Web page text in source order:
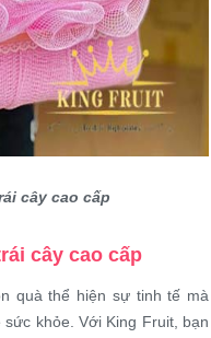
cây cao cấp
cây cao cấp
quà thể hiện sự tinh tế mà
khỏe. Với King Fruit, bạn